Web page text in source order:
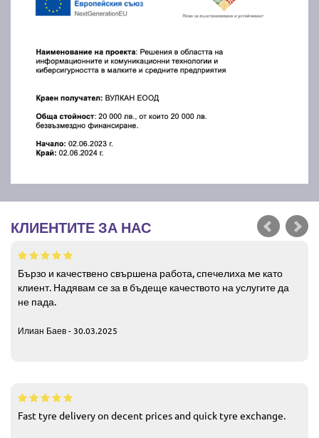
КЛИЕНТИТЕ ЗА НАС
Бързо и качествено свършена работа, спечелиха ме като
клиент. Надявам се за в бъдеще качеството на услугите да
не пада.
Илиан Баев - 30.03.2025
Fast tyre delivery on decent prices and quick tyre exchange.